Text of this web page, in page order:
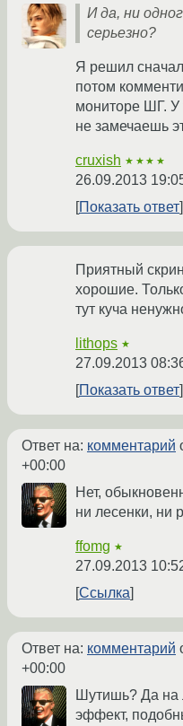
И да, ни
серьезно?
Я решил
потом
мониторе ШГ. У
не замечаешь
cruxish ★★★★
26.09.2013
Показать ответ
Приятный
хорошие.
тут куча
lithops ★
27.09.2013
Показать ответ
Ответ на: комментарий
+00:00
Нет,
ни лесенки, ни
ffomg ★
27.09.2013
Ссылка
Ответ на: комментарий
+00:00
Шутишь? Да на
эффект,